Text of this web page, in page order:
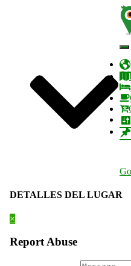
DETALLES DEL LUGAR
×
Report Abuse